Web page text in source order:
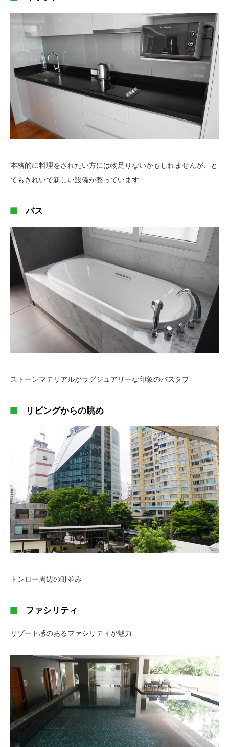
本格的に料理をされたい方には物足りないかもしれませんが、と
てもきれいで新しい設備が整っています
バス
ストーンマテリアルがラグジュアリーな印象のバスタブ
リビングからの眺め
トンロー周辺の町並み
ファシリティ
リゾート感のあるファシリティが魅力